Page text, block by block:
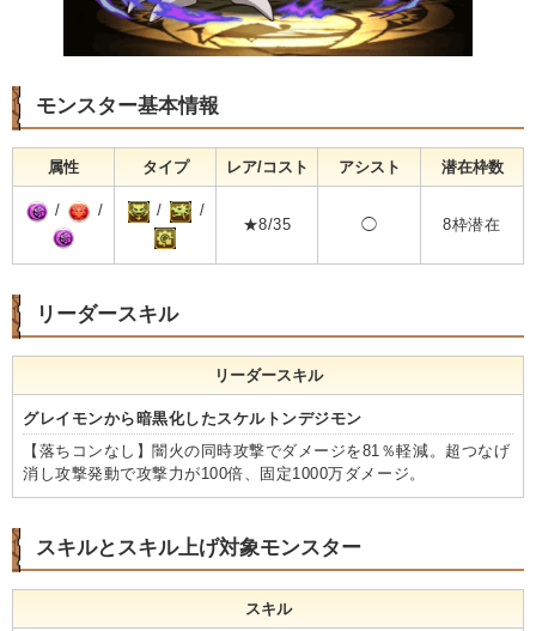
モンスター基本情報
属性 タイプ レア/コスト アシスト 潜在枠数
/ / / /
★8/35 ◯ 8枠潜在
リーダースキル
リーダースキル
グレイモンから暗黒化したスケルトンデジモン
【落ちコンなし】闇火の同時攻撃でダメージを81％軽減。超つなげ
消し攻撃発動で攻撃力が100倍、固定1000万ダメージ。
スキルとスキル上げ対象モンスター
スキル